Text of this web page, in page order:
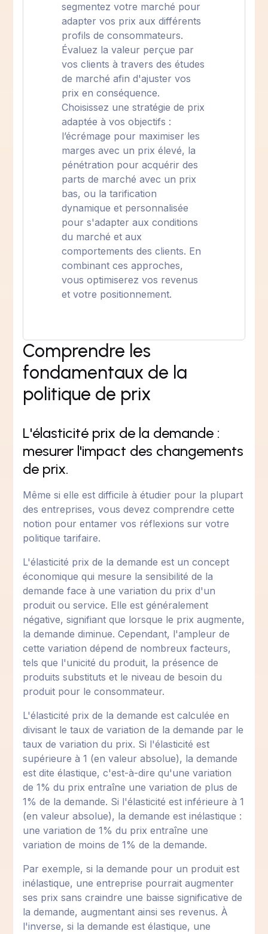
segmentez votre marché pour
adapter vos prix aux différents
profils de consommateurs.
Évaluez la valeur perçue par
vos clients à travers des études
de marché afin d'ajuster vos
prix en conséquence.
Choisissez une stratégie de prix
adaptée à vos objectifs :
l’écrémage pour maximiser les
marges avec un prix élevé, la
pénétration pour acquérir des
parts de marché avec un prix
bas, ou la tarification
dynamique et personnalisée
pour s'adapter aux conditions
du marché et aux
comportements des clients. En
combinant ces approches,
vous optimiserez vos revenus
et votre positionnement.
Comprendre les
fondamentaux de la
politique de prix
L'élasticité prix de la demande :
mesurer l'impact des changements
de prix.
Même si elle est difficile à étudier pour la plupart
des entreprises, vous devez comprendre cette
notion pour entamer vos réflexions sur votre
politique tarifaire.
L'élasticité prix de la demande est un concept
économique qui mesure la sensibilité de la
demande face à une variation du prix d'un
produit ou service. Elle est généralement
négative, signifiant que lorsque le prix augmente,
la demande diminue. Cependant, l'ampleur de
cette variation dépend de nombreux facteurs,
tels que l'unicité du produit, la présence de
produits substituts et le niveau de besoin du
produit pour le consommateur.
L'élasticité prix de la demande est calculée en
divisant le taux de variation de la demande par le
taux de variation du prix. Si l'élasticité est
supérieure à 1 (en valeur absolue), la demande
est dite élastique, c'est-à-dire qu'une variation
de 1% du prix entraîne une variation de plus de
1% de la demande. Si l'élasticité est inférieure à 1
(en valeur absolue), la demande est inélastique :
une variation de 1% du prix entraîne une
variation de moins de 1% de la demande.
Par exemple, si la demande pour un produit est
inélastique, une entreprise pourrait augmenter
ses prix sans craindre une baisse significative de
la demande, augmentant ainsi ses revenus. À
l'inverse, si la demande est élastique, une